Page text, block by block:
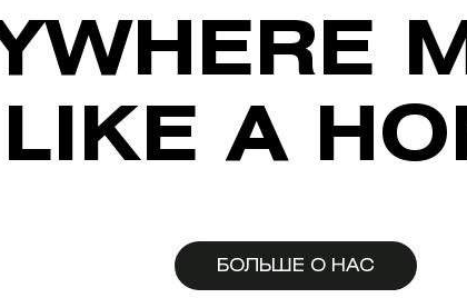
LIKE A
БОЛЬШЕ О НАС